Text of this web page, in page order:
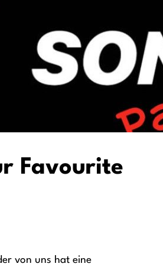
Favourite
von uns hat eine